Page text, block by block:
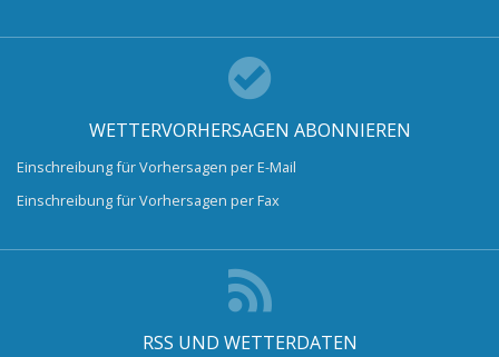
WETTERVORHERSAGEN ABONNIEREN
Einschreibung für Vorhersagen per E-Mail
Einschreibung für Vorhersagen per Fax
RSS UND WETTERDATEN